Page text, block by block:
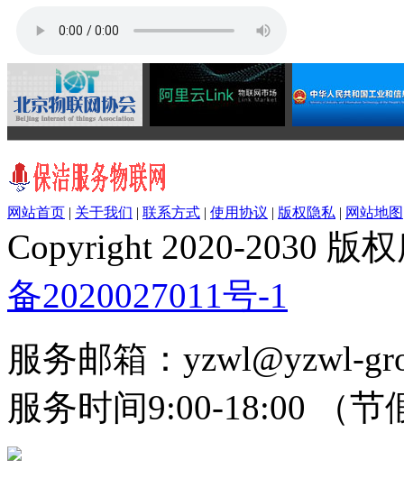
网站首页 | 关于我们 | 联系方式 | 使用协议 | 版权隐私 | 网站地图
Copyright 2020-2030 版
备2020027011号-1
服务邮箱：yzwl@yzwl-
服务时间9:00-18:00 （节